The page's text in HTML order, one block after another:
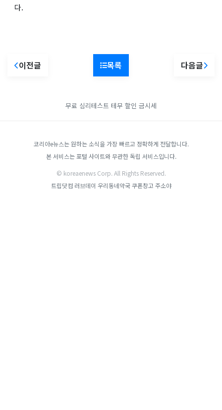
다.
이전글 목록 다음글
무료 심리테스트 테무 할인 금시세
코리아e뉴스는 원하는 소식을 가장 빠르고 정확하게 전달합니다.
본 서비스는 포털 사이트와 무관한 독립 서비스입니다.
© koreaenews Corp. All Rights Reserved.
트립닷컴 러브데이 우리동네약국 쿠폰창고 주소야